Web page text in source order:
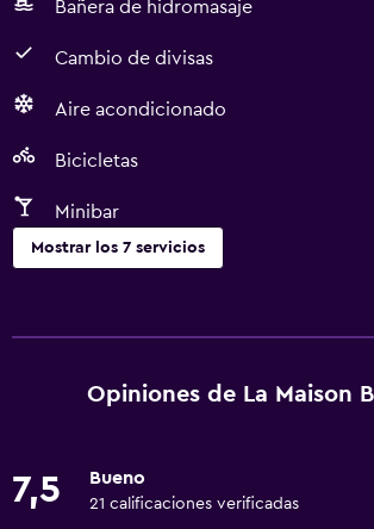
Bañera de hidromasaje
Cambio de divisas
Aire acondicionado
Bicicletas
Minibar
Mostrar los 7 servicios
Bañera de hidromasaje
Lavandería
Comedor
Opiniones de La Maison
7,5 Bueno
21 calificaciones verificadas